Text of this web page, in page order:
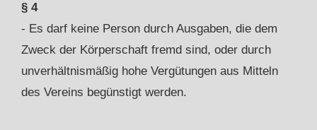
§ 4
- Es darf keine Person durch Ausgaben, die dem
Zweck der Körperschaft fremd sind, oder durch
unverhältnismäßig hohe Vergütungen aus Mitteln
des Vereins begünstigt werden.